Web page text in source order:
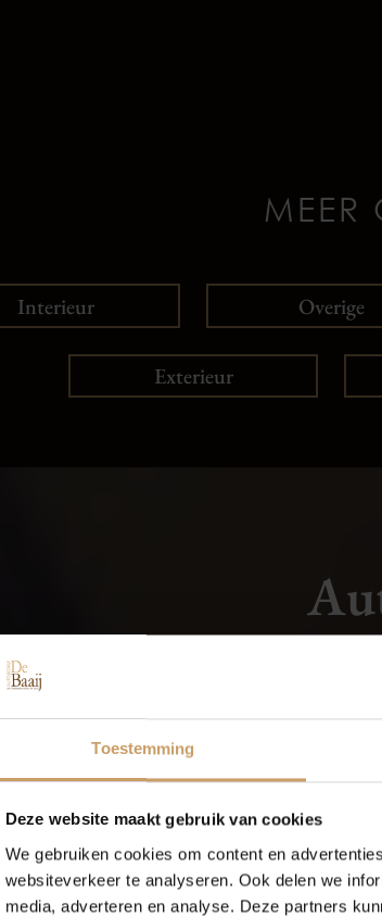
Toestemming
Deze website maakt gebruik van cookies
We gebruiken cookies om content en
websiteverkeer te analyseren. Ook delen we
media, adverteren en analyse. Deze partners
MEER
Interieur Overige
Exterieur
VUL UW KENTEKEN